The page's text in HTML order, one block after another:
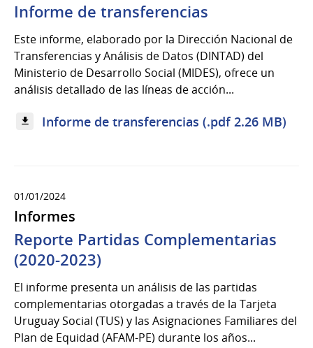
Informe de transferencias
Este informe, elaborado por la Dirección Nacional de
Transferencias y Análisis de Datos (DINTAD) del
Ministerio de Desarrollo Social (MIDES), ofrece un
análisis detallado de las líneas de acción...
Informe de transferencias (.pdf 2.26 MB)
01/01/2024
Informes
Reporte Partidas Complementarias
(2020-2023)
El informe presenta un análisis de las partidas
complementarias otorgadas a través de la Tarjeta
Uruguay Social (TUS) y las Asignaciones Familiares del
Plan de Equidad (AFAM-PE) durante los años...